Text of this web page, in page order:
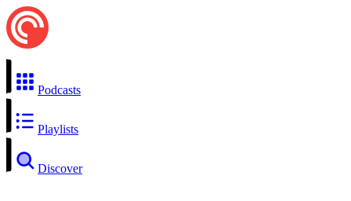
Podcasts
Playlists
Discover